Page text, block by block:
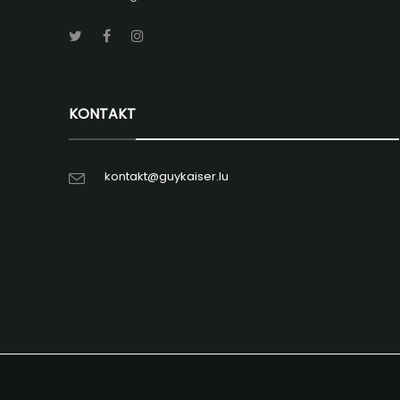
KONTAKT
kontakt@guykaiser.lu